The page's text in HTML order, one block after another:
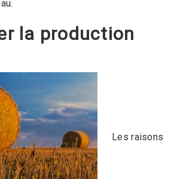
la production
Les raisons